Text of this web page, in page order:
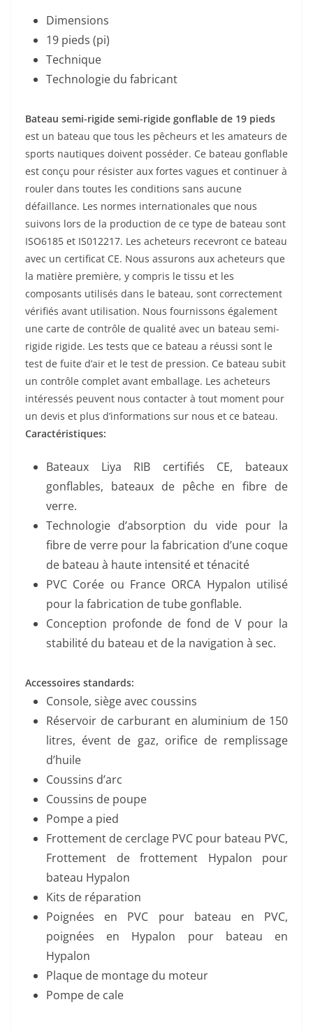
Dimensions
19 pieds (pi)
Technique
Technologie du fabricant
Bateau semi-rigide semi-rigide gonflable de 19 pieds
est un bateau que tous les pêcheurs et les amateurs de
sports nautiques doivent posséder. Ce bateau gonflable
est conçu pour résister aux fortes vagues et continuer à
rouler dans toutes les conditions sans aucune
défaillance. Les normes internationales que nous
suivons lors de la production de ce type de bateau sont
ISO6185 et IS012217. Les acheteurs recevront ce bateau
avec un certificat CE. Nous assurons aux acheteurs que
la matière première, y compris le tissu et les
composants utilisés dans le bateau, sont correctement
vérifiés avant utilisation. Nous fournissons également
une carte de contrôle de qualité avec un bateau semi-
rigide rigide. Les tests que ce bateau a réussi sont le
test de fuite d’air et le test de pression. Ce bateau subit
un contrôle complet avant emballage. Les acheteurs
intéressés peuvent nous contacter à tout moment pour
un devis et plus d’informations sur nous et ce bateau.
Caractéristiques:
Bateaux Liya RIB certifiés CE, bateaux
gonflables, bateaux de pêche en fibre de
verre.
Technologie d’absorption du vide pour la
fibre de verre pour la fabrication d’une coque
de bateau à haute intensité et ténacité
PVC Corée ou France ORCA Hypalon utilisé
pour la fabrication de tube gonflable.
Conception profonde de fond de V pour la
stabilité du bateau et de la navigation à sec.
Accessoires standards:
Console, siège avec coussins
Réservoir de carburant en aluminium de 150
litres, évent de gaz, orifice de remplissage
d’huile
Coussins d’arc
Coussins de poupe
Pompe a pied
Frottement de cerclage PVC pour bateau PVC,
Frottement de frottement Hypalon pour
bateau Hypalon
Kits de réparation
Poignées en PVC pour bateau en PVC,
poignées en Hypalon pour bateau en
Hypalon
Plaque de montage du moteur
Pompe de cale